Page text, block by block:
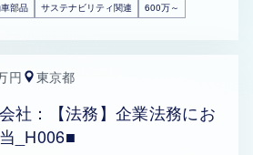
部品 サステナビリティ関連 600万～
円 東京都
社：【法務】企業法務にお
_H006■